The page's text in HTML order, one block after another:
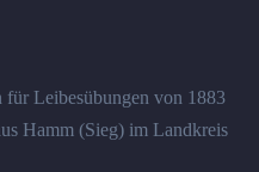
Leibesübungen von 1883
Hamm (Sieg) im Landkreis